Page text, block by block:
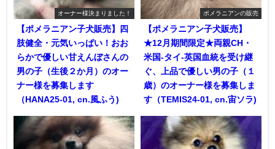
オーナー様決まりました！
【ポメラニアン子犬販売】四
肢健全・元気いっぱい！おお
らかで優しい甘えんぼさんの
男の子（生後２か月）のオー
ナー様を募集します
（HANA25-01, cn.風ふう)
ポメラニアンの販売
【ポメラニアン子犬販売】
★12月期間限定★両親CH・
米国-タイ-英国血統を受け継
ぐ、上品で優しい男の子（１
歳）のオーナー様を募集しま
す（TEMIS24-01, cn.宙ソラ)